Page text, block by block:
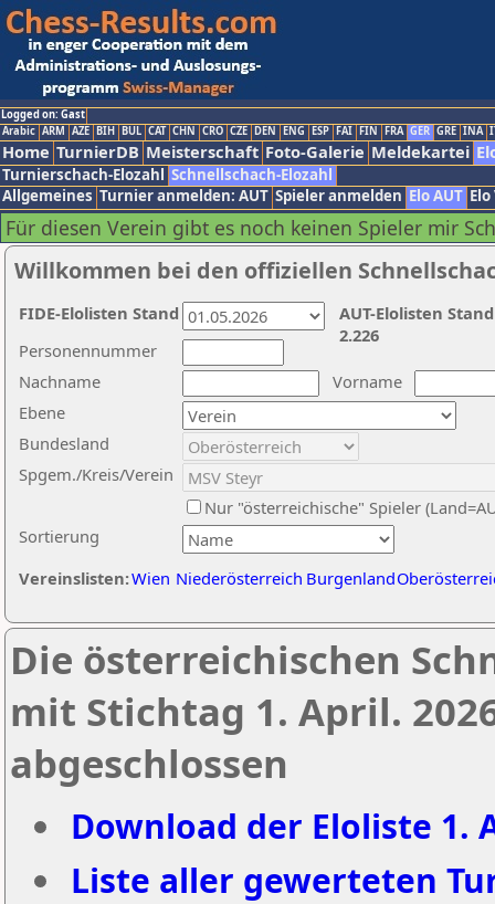
Logged on: Gast
Arabic ARM AZE BIH BUL CAT CHN CRO CZE DEN ENG ESP FAI FIN FRA GER GRE INA
Home TurnierDB Meisterschaft Foto-Galerie Meldekartei
Turnierschach-Elozahl Schnellschach-Elozahl
Allgemeines Turnier anmelden: AUT Spieler anmelden Elo AUT
Für diesen Verein gibt es noch keinen Spieler mir
Willkommen bei den offiziellen
Nachname
Vorname
Ebene
Sortierung
Personennummer
Bundesland
Spgem./Kreis/Verein
Nur "österreichische" Spieler
Vereinslisten:Wien Niederösterreich Burgenland
AUT-Elolisten
2.226
FIDE-Elolisten Stand
Die österreichischen
mit Stichtag 1. April.
abgeschlossen
Download der Eloliste 1.
Liste aller gewerteten